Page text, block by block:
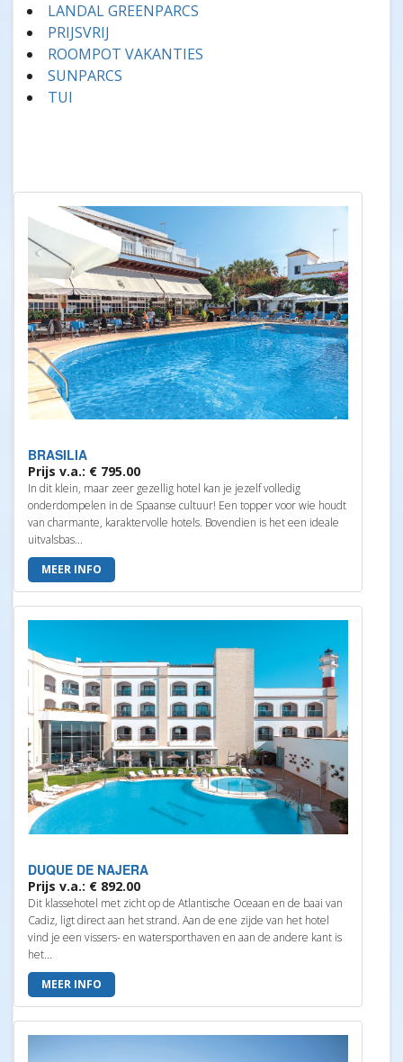
LANDAL GREENPARCS
PRIJSVRIJ
ROOMPOT VAKANTIES
SUNPARCS
TUI
BRASILIA
Prijs v.a.: € 795.00
In dit klein, maar zeer gezellig hotel kan je jezelf volledig
onderdompelen in de Spaanse cultuur! Een topper voor wie houdt
van charmante, karaktervolle hotels. Bovendien is het een ideale
uitvalsbas...
MEER INFO
DUQUE DE NAJERA
Prijs v.a.: € 892.00
Dit klassehotel met zicht op de Atlantische Oceaan en de baai van
Cadiz, ligt direct aan het strand. Aan de ene zijde van het hotel
vind je een vissers- en watersporthaven en aan de andere kant is
het...
MEER INFO